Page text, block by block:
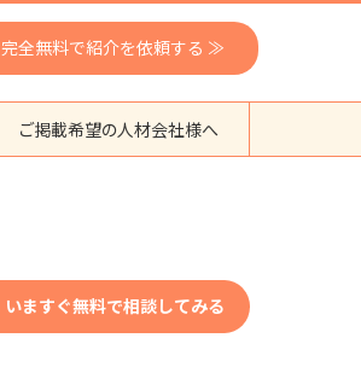
完全無料で紹介を依頼する ≫
ご掲載希望の人材会社様へ
いますぐ無料で相談してみる